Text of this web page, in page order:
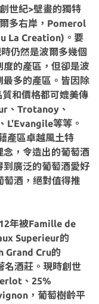
世紀>壁畫的獨特
多右岸，Pomerol
La Creation)。要
仍然是波爾多幾個
的產區，但卻是波
多的產區。皆因除
和價格都可媲美傳
、Trotanoy、
L'Evangile等等。
產區卓越風土特
，令造出的葡萄酒
廣泛的葡萄酒愛好
酒，絕對值得推
年被Famille de
Superieur的
Grand Cru的
酒莊。現時創世
、25%
，葡萄樹齡平